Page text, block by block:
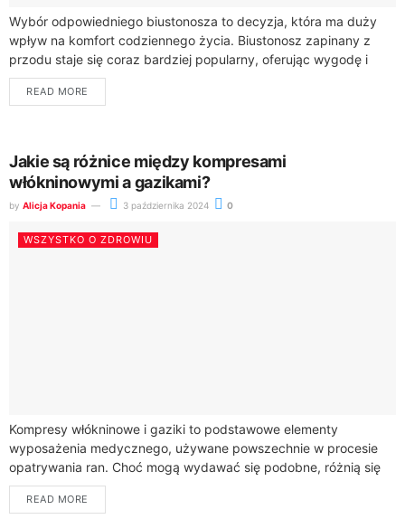
Wybór odpowiedniego biustonosza to decyzja, która ma duży
wpływ na komfort codziennego życia. Biustonosz zapinany z
przodu staje się coraz bardziej popularny, oferując wygodę i
funkcjonalność, których oczekują kobiety na...
READ MORE
Jakie są różnice między kompresami
włókninowymi a gazikami?
by Alicja Kopania 3 października 2024 0
WSZYSTKO O ZDROWIU
Kompresy włókninowe i gaziki to podstawowe elementy
wyposażenia medycznego, używane powszechnie w procesie
opatrywania ran. Choć mogą wydawać się podobne, różnią się
materiałem, sposobem użycia oraz specyficznymi
właściwościami. Zrozumienie tych...
READ MORE